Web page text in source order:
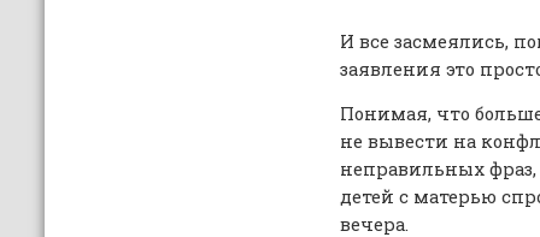
И все засмеялись,
заявления это
Понимая, что
не вывести на
неправильных
детей с матерью
вечера.